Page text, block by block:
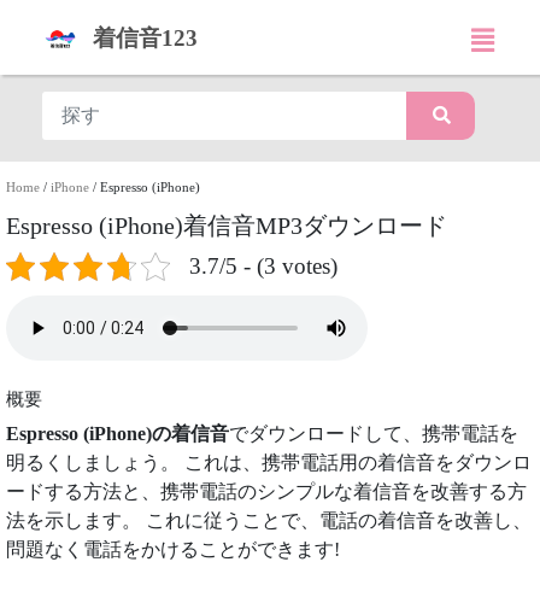
着信音123
Home / iPhone / Espresso (iPhone)
Espresso (iPhone)着信音MP3ダウンロード
3.7/5 - (3 votes)
概要
Espresso (iPhone)の着信音でダウンロードして、携帯電話を
明るくしましょう。 これは、携帯電話用の着信音をダウンロ
ードする方法と、携帯電話のシンプルな着信音を改善する方
法を示します。 これに従うことで、電話の着信音を改善し、
問題なく電話をかけることができます!